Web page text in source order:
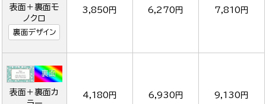
表面＋裏面モ
ノクロ
裏面デザイン
3,850円 6,270円 7,810円
表面＋裏面カ
4,180円 6,930円 9,130円